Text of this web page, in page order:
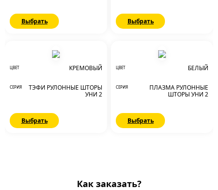
Выбрать Выбрать
ЦВЕТ КРЕМОВЫЙ
СЕРИЯ
ТЭФИ РУЛОННЫЕ ШТОРЫ
УНИ 2
Выбрать
ЦВЕТ БЕЛЫЙ
СЕРИЯ
ПЛАЗМА РУЛОННЫЕ
ШТОРЫ УНИ 2
Выбрать
Как заказать?